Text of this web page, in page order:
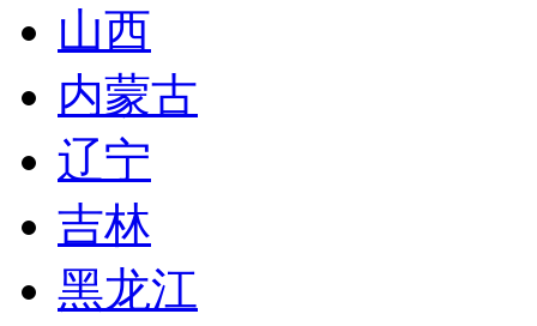
山西
内蒙古
辽宁
吉林
黑龙江